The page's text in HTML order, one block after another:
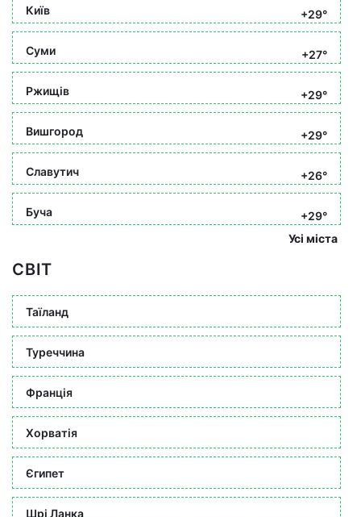
Київ +29°
Суми +27°
Ржищів +29°
Вишгород +29°
Славутич +26°
Буча
+29°
Усі міста
СВІТ
Таїланд
Туреччина
Франція
Хорватія
Єгипет
Шрі Ланка